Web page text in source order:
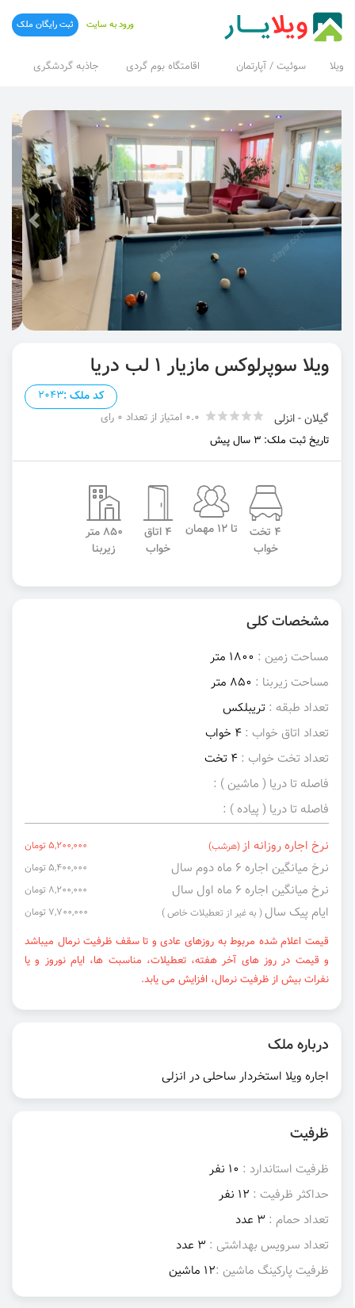
ویلا سوئیت / آپارتمان اقامتگاه بوم گردی جاذبه گردشگری
ورود به سایت ثبت رایگان ملک
ویلا سوپرلوکس مازیار ۱ لب دریا
کد ملک :2043
گیلان - انزلی
0.0 امتیاز از تعداد 0 رای
تاریخ ثبت ملک: 3 سال پیش
4 تخت
خواب
تا 12 مهمان
4 اتاق
خواب
850 متر
زیربنا
مشخصات کلی
مساحت زمین : 1800 متر
مساحت زیربنا : 850 متر
تعداد طبقه : تریبلکس
تعداد اتاق خواب : 4 خواب
تعداد تخت خواب : 4 تخت
فاصله تا دریا ( ماشین ) :
فاصله تا دریا ( پیاده ) :
نرخ اجاره روزانه از (هرشب) 5,200,000 تومان
نرخ میانگین اجاره ۶ ماه دوم سال 5,400,000 تومان
نرخ میانگین اجاره ۶ ماه اول سال 8,200,000 تومان
ایام پیک سال ( به غیر از تعطیلات خاص ) 7,700,000 تومان
قیمت اعلام شده مربوط به روزهای عادی و تا سقف ظرفیت نرمال میباشد
و قیمت در روز های آخر هفته، تعطیلات، مناسبت ها، ایام نوروز و یا
نفرات بیش از ظرفیت نرمال، افزایش می یابد.
درباره ملک
اجاره ویلا استخردار ساحلی در انزلی
ظرفیت
ظرفیت استاندارد : 10 نفر
حداکثر ظرفیت : 12 نفر
تعداد حمام : 3 عدد
تعداد سرویس بهداشتی : 3 عدد
ظرفیت پارکینگ ماشین :12 ماشین